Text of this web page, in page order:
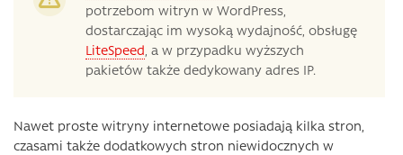
potrzebom witryn w WordPress,
dostarczając im wysoką wydajność, obsługę
LiteSpeed, a w przypadku wyższych
pakietów także dedykowany adres IP.
Nawet proste witryny internetowe posiadają kilka stron,
czasami także dodatkowych stron niewidocznych w